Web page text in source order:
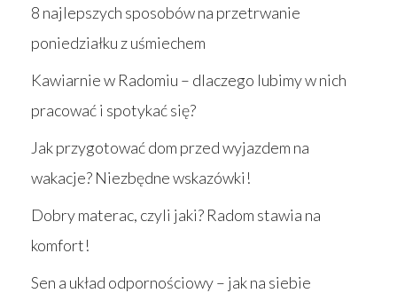
8 najlepszych sposobów na przetrwanie
poniedziałku z uśmiechem
Kawiarnie w Radomiu – dlaczego lubimy w nich
pracować i spotykać się?
Jak przygotować dom przed wyjazdem na
wakacje? Niezbędne wskazówki!
Dobry materac, czyli jaki? Radom stawia na
komfort!
Sen a układ odpornościowy – jak na siebie